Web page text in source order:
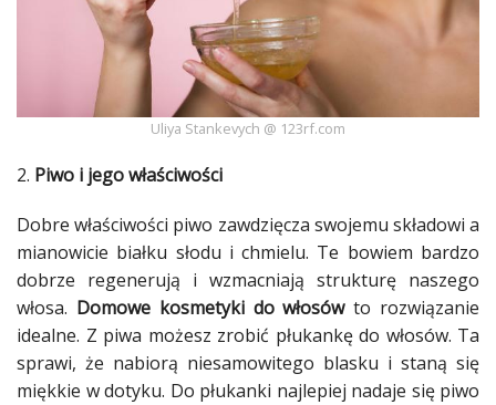
Uliya Stankevych @ 123rf.com
2. Piwo i jego właściwości
Dobre właściwości piwo zawdzięcza swojemu składowi a
mianowicie białku słodu i chmielu. Te bowiem bardzo
dobrze regenerują i wzmacniają strukturę naszego
włosa. Domowe kosmetyki do włosówto rozwiązanie
idealne. Z piwa możesz zrobić płukankę do włosów. Ta
sprawi, że nabiorą niesamowitego blasku i staną się
miękkie w dotyku. Do płukanki najlepiej nadaje się piwo